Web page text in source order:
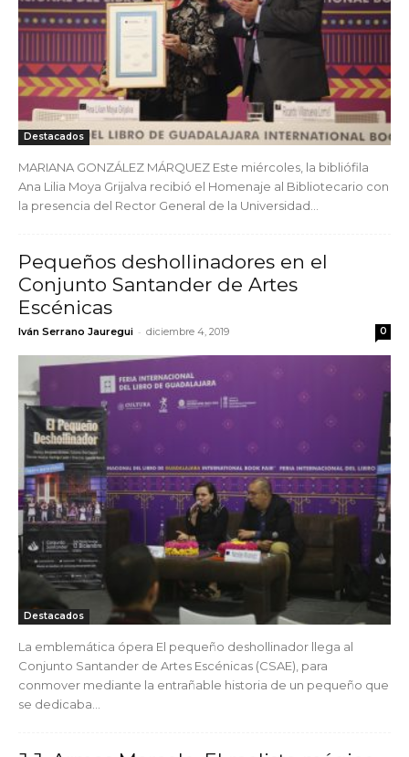
Destacados
MARIANA GONZÁLEZ MÁRQUEZ Este miércoles, la bibliófila
Ana Lilia Moya Grijalva recibió el Homenaje al Bibliotecario con
la presencia del Rector General de la Universidad...
Pequeños deshollinadores en el
Conjunto Santander de Artes
Escénicas
Iván Serrano Jauregui - diciembre 4, 2019 0
Destacados
La emblemática ópera El pequeño deshollinador llega al
Conjunto Santander de Artes Escénicas (CSAE), para
conmover mediante la entrañable historia de un pequeño que
se dedicaba...